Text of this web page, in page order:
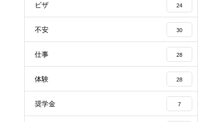
ビザ 24
不安 30
仕事 28
体験 28
奨学金 7